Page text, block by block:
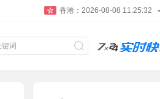
香港： 2026-08-08 11:25:32